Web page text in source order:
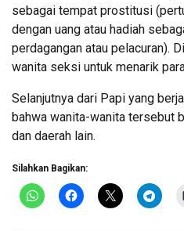
sebagai tempat prostitusi
dengan uang atau hadiah
perdagangan atau pelacuran).
wanita seksi untuk menarik
Selanjutnya dari Papi yang
bahwa wanita-wanita tersebut
dan daerah lain.
Silahkan Bagikan: